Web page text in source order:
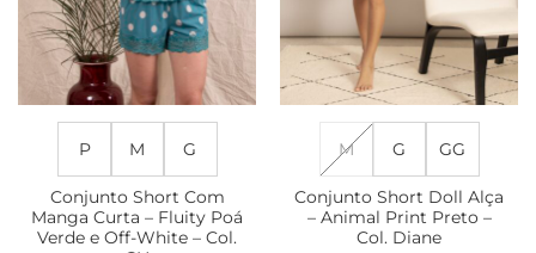
página
do
produto
página
do
produto
P M G
Conjunto Short Com
Manga Curta – Fluity Poá
Verde e Off-White – Col.
M G GG
Conjunto Short Doll Alça
– Animal Print Preto –
Col. Diane